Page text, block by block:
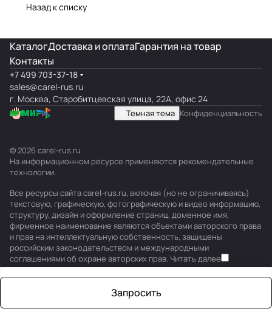
Назад к списку
Запросить
КаталогДоставка и оплатаГарантия на товар
Контакты
+7 499 703-37-18
sales@carel-rus.ru
г. Москва, Старобитцевская улица, 22А, офис 24
Темная тема Конфиденциальность
© 2026 carel-rus.ru
На информационном ресурсе применяются рекомендательные
технологии.
Все ресурсы сайта carel-rus.ru, включая (но не ограничиваясь)
текстовую, графическую, фотографическую и видео информацию,
структуру, дизайн и оформление страниц, доменное имя,
фирменное наименование являются объектами авторского права
и прав на интеллектуальную собственность, защищены
российским законодательством и международными
соглашениями об охране авторских прав. Читать далее